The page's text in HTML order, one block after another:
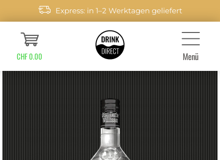
Express: in 1–2 Werktagen geliefert
CHF 0.00 Menü